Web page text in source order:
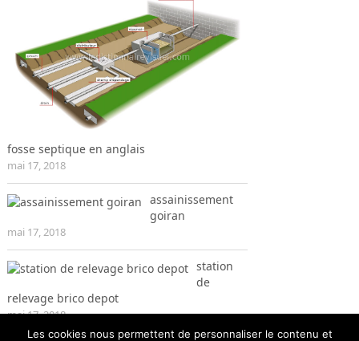
fosse septique en anglais
mai 17, 2018
assainissement
goiran
mai 17, 2018
station
de
relevage brico depot
mai 17, 2018
Les cookies nous permettent de personnaliser le contenu et